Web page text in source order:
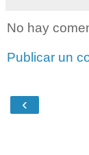
No hay
Publicar un
‹